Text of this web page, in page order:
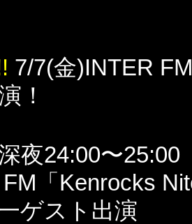
7/7(金)INTER
！
夜24:00〜25:00
「Kenrocks
ゲスト出演